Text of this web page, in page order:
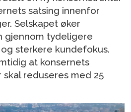
satsing innenfor
Selskapet øker
gjennom tydeligere
sterkere kundefokus.
at konsernets
reduseres med 25